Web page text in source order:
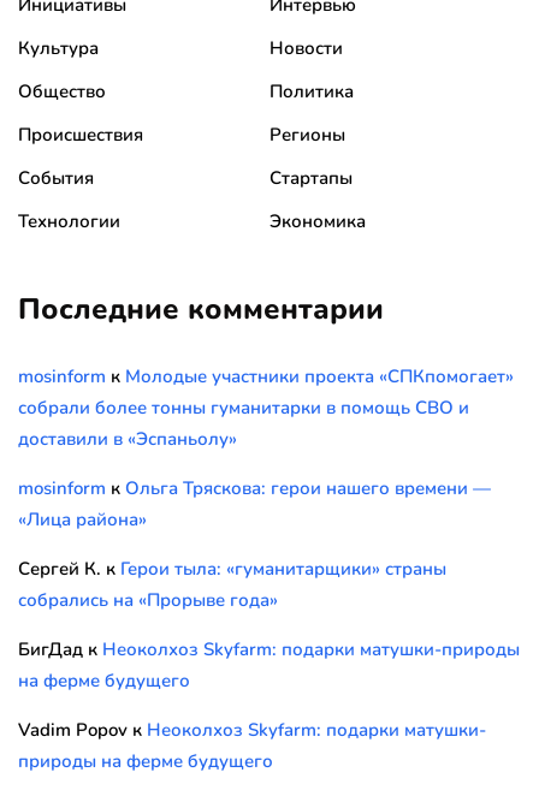
Инициативы
Интервью
Культура
Новости
Общество
Политика
Происшествия
Регионы
События
Стартапы
Технологии
Экономика
Последние комментарии
mosinform к Молодые участники проекта «СПКпомогает»
собрали более тонны гуманитарки в помощь СВО и
доставили в «Эспаньолу»
mosinform к Ольга Тряскова: герои нашего времени —
«Лица района»
Сергей К. к Герои тыла: «гуманитарщики» страны
собрались на «Прорыве года»
БигДад к Неоколхоз Skyfarm: подарки матушки-природы
на ферме будущего
Vadim Popov к Неоколхоз Skyfarm: подарки матушки-
природы на ферме будущего